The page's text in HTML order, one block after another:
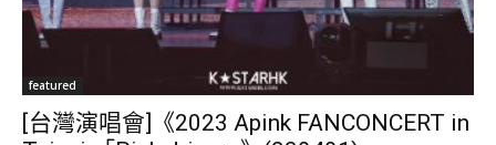
featured
[台灣演唱會]《2023 Apink FANCONCERT in